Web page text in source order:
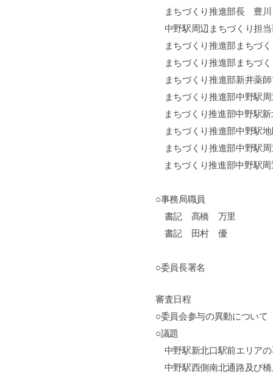
まちづくり推進部長 豊
中野駅周辺まちづくり担
まちづくり推進部まちづ
まちづくり推進部まちづ
まちづくり推進部新井薬
まちづくり推進部中野駅
まちづくり推進部中野駅
まちづくり推進部中野駅
まちづくり推進部中野駅
まちづくり推進部中野駅
○事務局職員
書記 髙橋 万里
書記 田村 優
○委員長署名
審査日程
○委員会参与の異動について
○議題
中野駅新北口駅前エリア
中野駅西側南北通路及び